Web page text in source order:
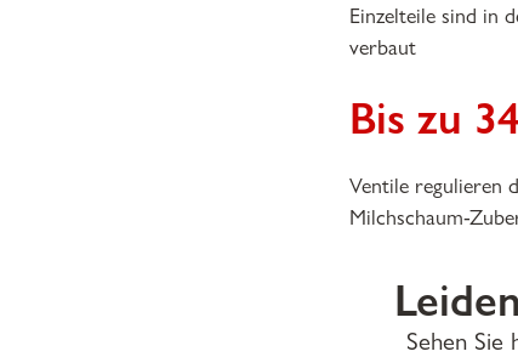
Einzelteile sind in
verbaut
Bis zu 34
Ventile regulieren
Milchschaum-
Sehen